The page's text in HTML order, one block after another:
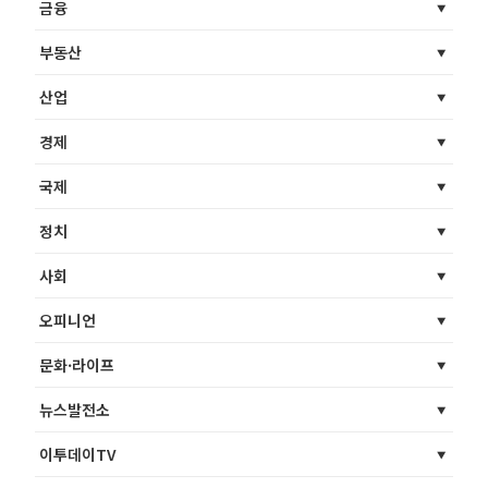
금융
부동산
산업
경제
국제
정치
사회
오피니언
문화·라이프
뉴스발전소
이투데이TV